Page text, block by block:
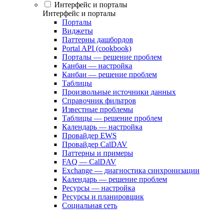
Интерфейс и порталы
Интерфейс и порталы
Порталы
Виджеты
Паттерны дашбордов
Portal API (cookbook)
Порталы — решение проблем
Канбан — настройка
Канбан — решение проблем
Таблицы
Произвольные источники данных
Справочник фильтров
Известные проблемы
Таблицы — решение проблем
Календарь — настройка
Провайдер EWS
Провайдер CalDAV
Паттерны и примеры
FAQ — CalDAV
Exchange — диагностика синхронизации
Календарь — решение проблем
Ресурсы — настройка
Ресурсы и планировщик
Социальная сеть